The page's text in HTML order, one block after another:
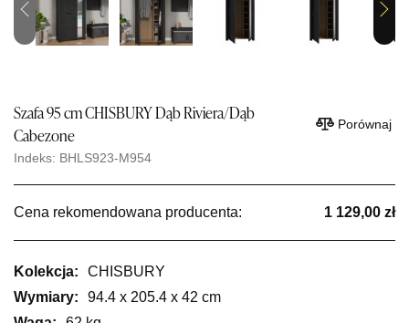
Previous Next
Szafa 95 cm CHISBURY Dąb Riviera/Dąb
Cabezone
Indeks: BHLS923-M954
Porównaj
Cena rekomendowana producenta: 1 129,00 zł
Kolekcja:
CHISBURY
Wymiary:
94.4 x 205.4 x 42 cm